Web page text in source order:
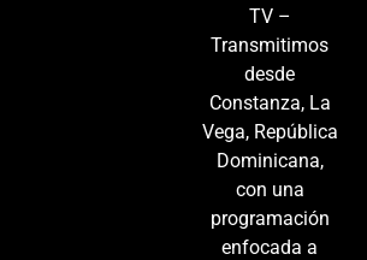
TV –
Transmitimos
desde
Constanza, La
Vega, República
Dominicana,
con una
programación
enfocada a